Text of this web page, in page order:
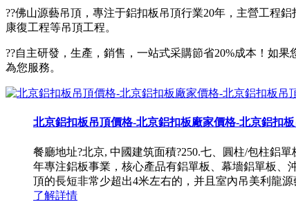
??佛山源藝吊頂，專注于鋁扣板吊頂行業20年，主營工程
康復工程等吊頂工程。
??自主研發，生產，銷售，一站式采購節省20%成本！如果
為您服務。
北京鋁扣板吊頂價格-北京鋁扣板廠家價格-北京鋁扣
餐廳地址?北京, 中國建筑面積?250.七、圓柱/包柱鋁
年專注鋁板事業，核心產品有鋁單板、幕墻鋁單板、
頂的長短非常少超出4米左右的，并且室內吊美利龍源
了解詳情